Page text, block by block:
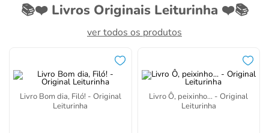
📚❤️ Livros Originais Leiturinha ❤️📚
ver todos os produtos
Livro Bom dia, Filó! - Original
Leiturinha
Livro Ô, peixinho... - Original
Leiturinha